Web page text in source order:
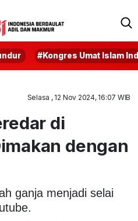
#Kongres Umat Islam
Selasa , 12 Nov 2024, 16:07 WIB
di
dengan
ganja menjadi selai